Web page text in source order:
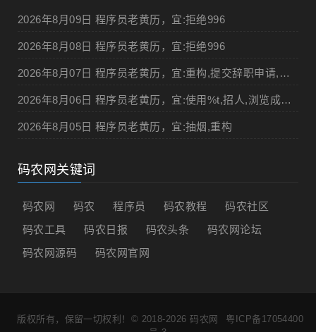
2026年8月09日 程序员老黄历，宜:拒绝996
2026年8月08日 程序员老黄历，宜:拒绝996
2026年8月07日 程序员老黄历，宜:重构,提交辞职申请,申请加薪
2026年8月06日 程序员老黄历，宜:使用%t,招人,浏览成人网站,提交代码
2026年8月05日 程序员老黄历，宜:抽烟,重构
码农网关键词
码农网 码农 程序员 码农教程
码农社区
码农工具
码农日报 码农头条
码农网论坛
码农网源码
码农网官网
版权所有，保留一切权利！© 2018-2026码农网
粤ICP备17054400